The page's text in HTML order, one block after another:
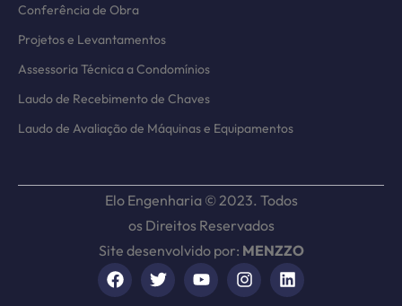
Conferência de Obra
Projetos e Levantamentos
Assessoria Técnica a Condomínios
Laudo de Recebimento de Chaves
Laudo de Avaliação de Máquinas e Equipamentos
Elo Engenharia © 2023. Todos
os Direitos Reservados
Site desenvolvido por: MENZZO